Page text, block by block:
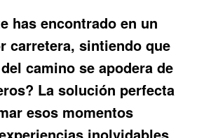
has encontrado en un
carretera, sintiendo que
camino se apodera de
La solución perfecta
esos momentos
inolvidables